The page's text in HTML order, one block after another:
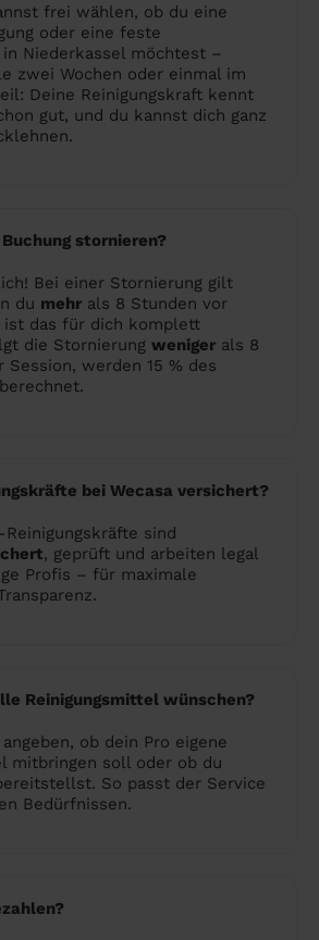
frei wählen, ob du eine
oder eine feste
in Niederkassel möchtest –
zwei Wochen oder einmal im
Deine Reinigungskraft kennt
gut, und du kannst dich ganz
stornieren?
Bei einer Stornierung gilt
du mehr als 8 Stunden vor
ist das für dich komplett
die Stornierung weniger als 8
Session, werden 15 % des
bei Wecasa versichert?
Reinigungskräfte sind
, geprüft und arbeiten legal
Profis – für maximale
Reinigungsmittel wünschen?
ob dein Pro eigene
mitbringen soll oder ob du
So passt der Service
Bedürfnissen.